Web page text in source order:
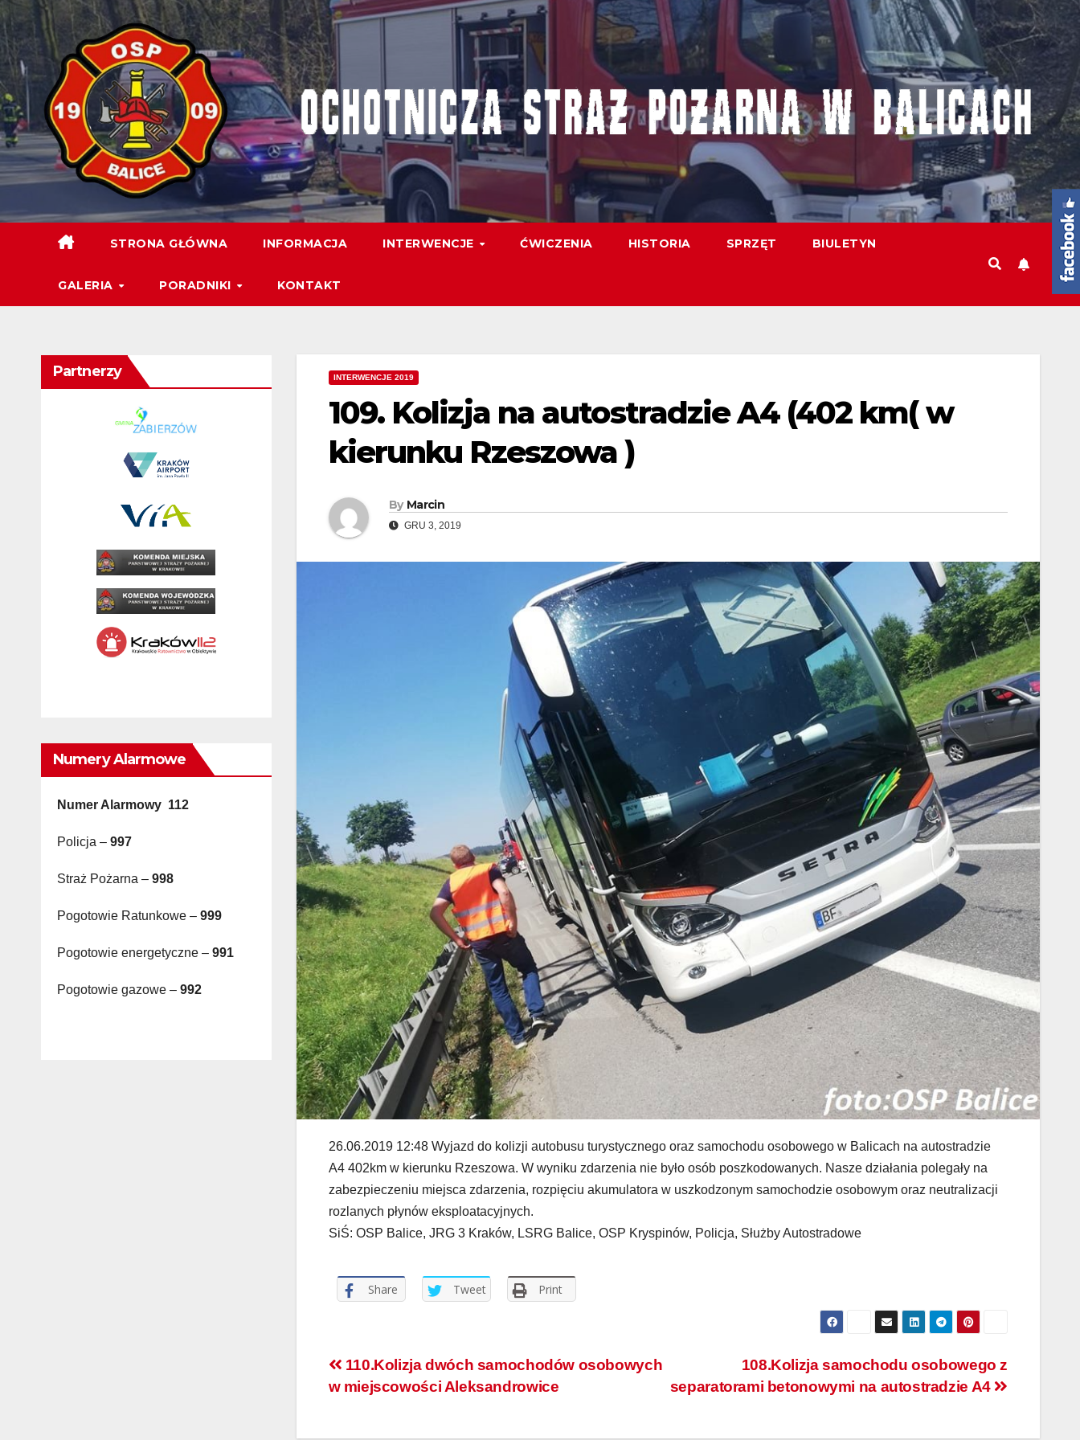
STRONA GŁÓWNA INFORMACJA INTERWENCJE ĆWICZENIA HISTORIA SPRZĘT BIULETYN
GALERIA PORADNIKI KONTAKT
Partnerzy
Numery Alarmowe
Numer Alarmowy 112
Policja – 997
Straż Pożarna – 998
Pogotowie Ratunkowe – 999
Pogotowie energetyczne – 991
Pogotowie gazowe – 992
INTERWENCJE 2019
109. Kolizja na autostradzie A4 (402 km( w
kierunku Rzeszowa )
By Marcin
GRU 3, 2019
26.06.2019 12:48 Wyjazd do kolizji autobusu turystycznego oraz samochodu osobowego w Balicach na autostradzie
A4 402km w kierunku Rzeszowa. W wyniku zdarzenia nie było osób poszkodowanych. Nasze działania polegały na
zabezpieczeniu miejsca zdarzenia, rozpięciu akumulatora w uszkodzonym samochodzie osobowym oraz neutralizacji
rozlanych płynów eksploatacyjnych.
SiŚ: OSP Balice, JRG 3 Kraków, LSRG Balice, OSP Kryspinów, Policja, Służby Autostradowe
Share Tweet Print
108.Kolizja samochodu osobowego z
separatorami betonowymi na autostradzie A4
110.Kolizja dwóch samochodów osobowych
w miejscowości Aleksandrowice